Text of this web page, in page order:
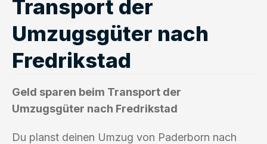
Transport der
Umzugsgüter nach
Fredrikstad
Geld sparen beim Transport der
Umzugsgüter nach Fredrikstad
Du planst deinen Umzug von Paderborn nach